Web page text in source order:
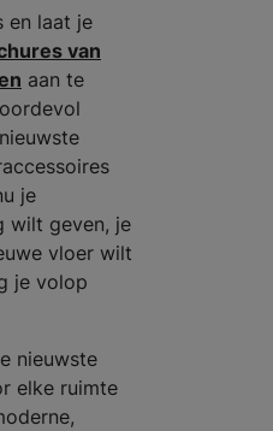
en laat je
van
aan te
je
wilt geven, je
vloer wilt
je volop
nieuwste
elke ruimte